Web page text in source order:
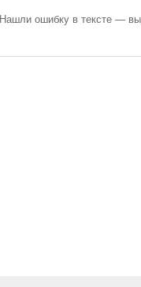
Нашли ошибку в тексте —